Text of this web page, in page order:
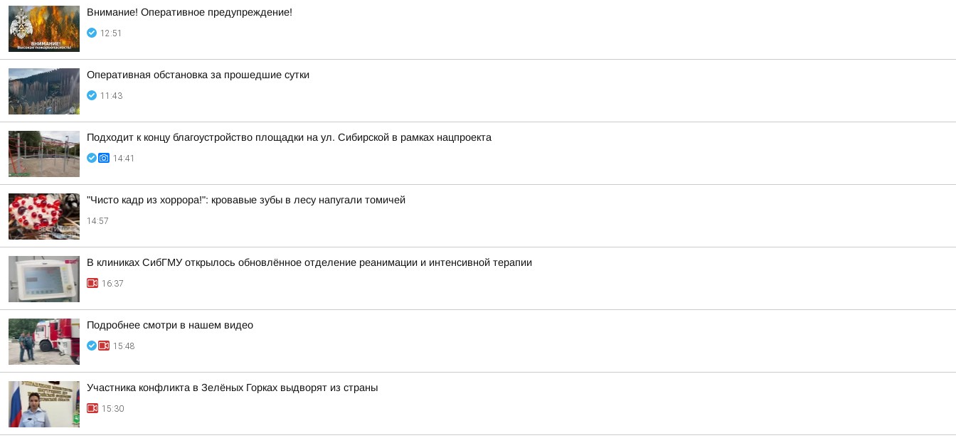
Внимание! Оперативное предупреждение!
12:51
Оперативная обстановка за прошедшие сутки
11:43
Подходит к концу благоустройство площадки на ул. Сибирской в рамках нацпроекта
14:41
"Чисто кадр из хоррора!": кровавые зубы в лесу напугали томичей
14:57
В клиниках СибГМУ открылось обновлённое отделение реанимации и интенсивной терапии
16:37
Подробнее смотри в нашем видео
15:48
Участника конфликта в Зелёных Горках выдворят из страны
15:30